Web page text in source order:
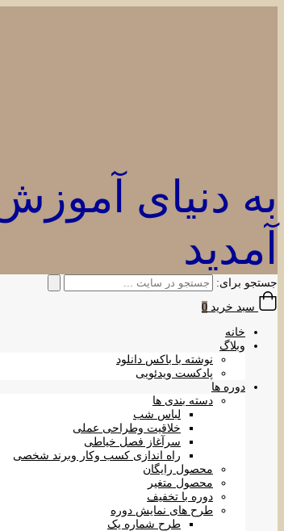
به دنیای
آمدید
جستجو برای:
سبد خرید 0
خانه
وبلاگ
نوشته با باکس دانلود
پادکست ویدئویی
دوره ها
دسته بندی ها
لباس شب
خلاقیت وطراحی عملی
سرآغاز فصل خیاطی
راه اندازی کسب وکار وبرند شخصی
محصول رایگان
محصول متغیر
دوره با تخفیف
طرح های نمایش دوره
طرح شماره یک